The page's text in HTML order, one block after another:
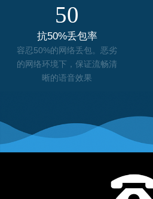
50
抗50%丢包率
容忍50%的网络丢包。恶劣
的网络环境下，保证流畅清
晰的语音效果